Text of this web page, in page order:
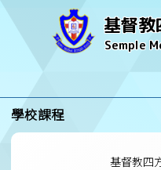
基督
Semple
學校課程
基督教四